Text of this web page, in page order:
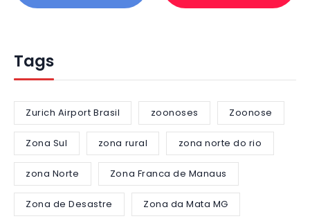
Tags
Zurich Airport Brasil zoonoses Zoonose
Zona Sul zona rural zona norte do rio
zona Norte Zona Franca de Manaus
Zona de Desastre Zona da Mata MG